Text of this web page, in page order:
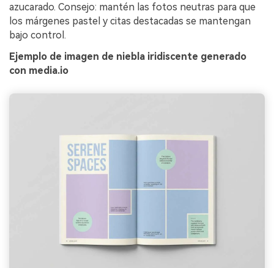
azucarado. Consejo: mantén las fotos neutras para que
los márgenes pastel y citas destacadas se mantengan
bajo control.
Ejemplo de imagen de niebla iridiscente generado
con media.io